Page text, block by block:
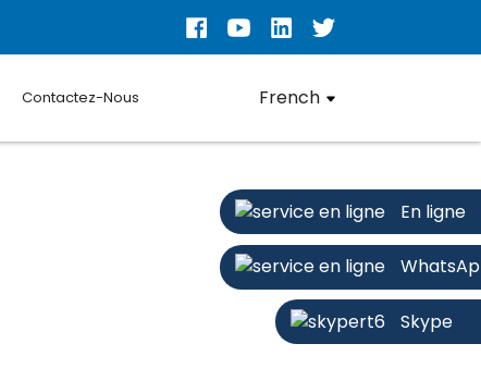
Contactez-Nous French
En ligne
Skype